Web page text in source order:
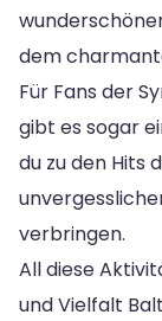
dem
Für Fans der
gibt es sogar
du zu den Hits
verbringen.
All diese
und Vielfalt